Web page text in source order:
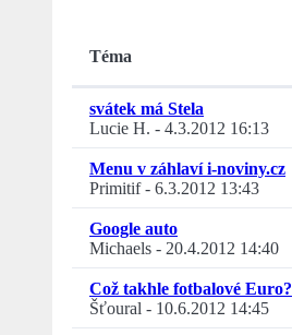
Téma
svátek má Stela
Lucie H. - 4.3.2012 16:13
Menu v záhlaví i-noviny.cz
Primitif- 6.3.2012 13:43
Google auto
Michaels - 20.4.2012 14:40
Což takhle fotbalové Euro?
Šťoural - 10.6.2012 14:45